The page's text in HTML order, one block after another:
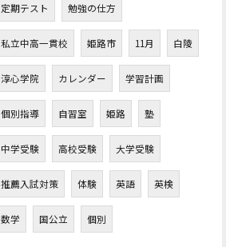
定期テスト 勉強の仕方
私立中高一貫校 姫路市 11月 白陵
淳心学院 カレンダー 学習計画
個別指導 自習室 姫路 塾
中学受験 高校受験 大学受験
推薦入試対策 体験 英語 英検
数学 国公立 個別